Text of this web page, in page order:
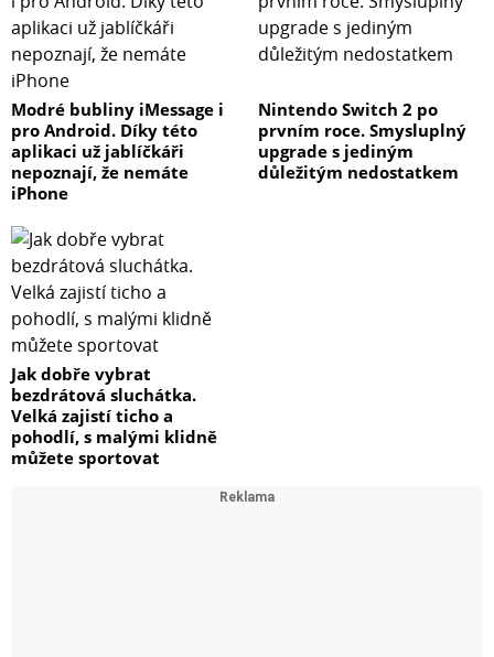
Modré bubliny iMessage i
pro Android. Díky této
aplikaci už jablíčkáři
nepoznají, že nemáte
iPhone
Nintendo Switch 2 po
prvním roce. Smysluplný
upgrade s jediným
důležitým nedostatkem
Jak dobře vybrat
bezdrátová sluchátka.
Velká zajistí ticho a
pohodlí, s malými klidně
můžete sportovat